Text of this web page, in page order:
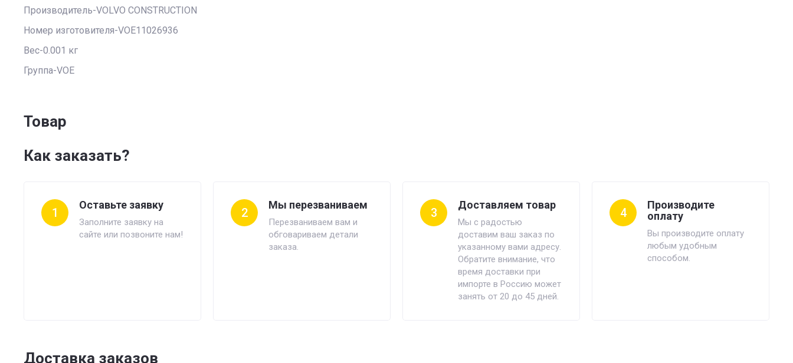
Производитель-VOLVO CONSTRUCTION
Номер изготовителя-VOE11026936
Вес-0.001 кг
Группа-VOE
Товар
Как заказать?
1
Оставьте заявку
Заполните заявку на
сайте или позвоните нам!
2
Мы перезваниваем
Перезваниваем вам и
обговариваем детали
заказа.
3
Доставляем товар
Мы с радостью
доставим ваш заказ по
указанному вами адресу.
Обратите внимание, что
время доставки при
импорте в Россию может
занять от 20 до 45 дней.
4
Производите
оплату
Вы производите оплату
любым удобным
способом.
Доставка заказов